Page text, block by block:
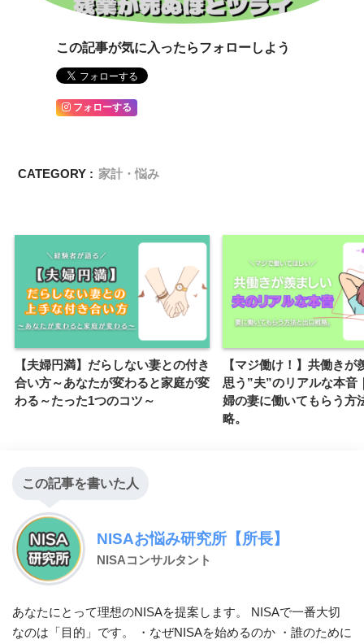
この記事が気に入ったらフォローしよう
フォローする
CATEGORY : 家計・悩み
【夫婦円満】だらしない妻との付き
合い方～あなたが変わると家庭が変
わる～たった1つのコツ～
【マジ働け！】共働きが
思う”夫”のリアルな本音
婦の妻に働いてもらう方
略。
この記事を書いた人
NISAお悩み研究所【所長】
NISAコンサルタント
あなたにとって理想のNISAを提案します。 NISAで一番大切
なのは「目的」です。 ・なぜNISAを始めるのか ・誰のために